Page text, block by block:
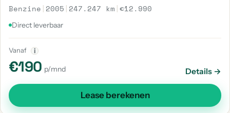
Benzine | 2005 | 247.247 km |€12.990
Direct leverbaar
Vanaf i
€190 p/mnd Details →
Lease berekenen